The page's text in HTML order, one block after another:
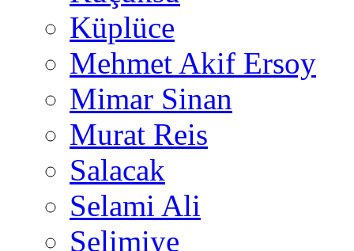
Küplüce
Mehmet Akif Ersoy
Mimar Sinan
Murat Reis
Salacak
Selami Ali
Selimiye